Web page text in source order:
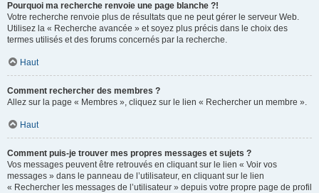
Pourquoi ma recherche renvoie une page blanche ?!
Votre recherche renvoie plus de résultats que ne peut gérer le serveur Web.
Utilisez la « Recherche avancée » et soyez plus précis dans le choix des
termes utilisés et des forums concernés par la recherche.
Haut
Comment rechercher des membres ?
Allez sur la page « Membres », cliquez sur le lien « Rechercher un membre ».
Haut
Comment puis-je trouver mes propres messages et sujets ?
Vos messages peuvent être retrouvés en cliquant sur le lien « Voir vos
messages » dans le panneau de l’utilisateur, en cliquant sur le lien
« Rechercher les messages de l’utilisateur » depuis votre propre page de profil